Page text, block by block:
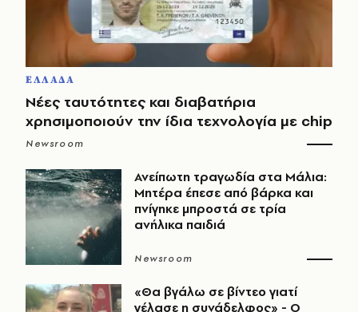
ΕΛΛΑΔΑ
Νέες ταυτότητες και διαβατήρια
χρησιμοποιούν την ίδια τεχνολογία με chip
Newsroom
Ανείπωτη τραγωδία στα Μάλια:
Μητέρα έπεσε από βάρκα και
πνίγηκε μπροστά σε τρία
ανήλικα παιδιά
Newsroom
«Θα βγάλω σε βίντεο γιατί
γέλασε η συνάδελφος» - Ο